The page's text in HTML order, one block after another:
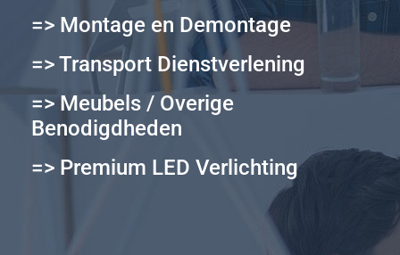
=> Montage en Demontage
=> Transport Dienstverlening
=> Meubels / Overige
Benodigdheden
=> Premium LED Verlichting